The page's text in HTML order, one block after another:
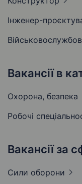
Інженер-
Вакансії в
Охорона, безпека
Робочі
Вакансії за
Сили оборони